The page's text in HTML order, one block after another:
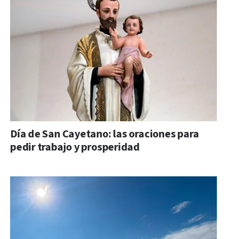
Día de San Cayetano: las oraciones para
pedir trabajo y prosperidad